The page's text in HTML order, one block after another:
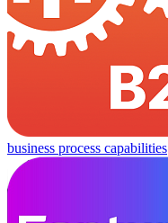
business process capabilities